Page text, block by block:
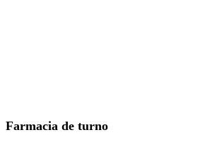
Farmacia de turno